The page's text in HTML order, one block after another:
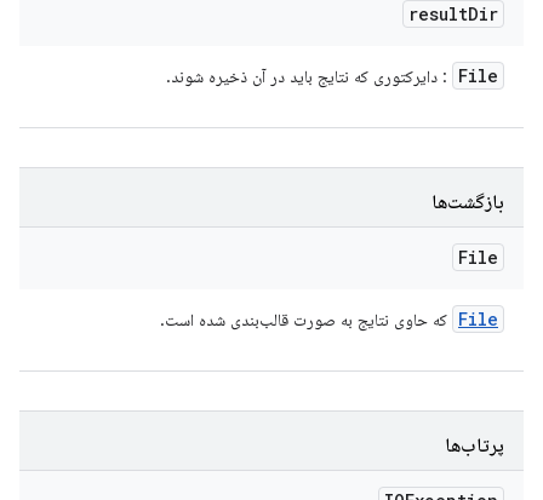
resultDir
File : دایرکتوری که نتایج باید در آن ذخیره شوند.
بازگشت‌ها
File
File که حاوی نتایج به صورت قالب‌بندی شده است.
پرتاب‌ها